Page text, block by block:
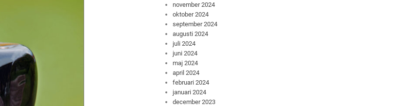
november 2024
oktober 2024
september 2024
augusti 2024
juli 2024
juni 2024
maj 2024
april 2024
februari 2024
januari 2024
december 2023